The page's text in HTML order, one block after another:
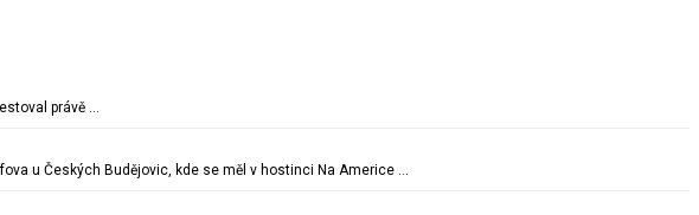
právě …
u Českých Budějovic, kde se měl v hostinci Na Americe …